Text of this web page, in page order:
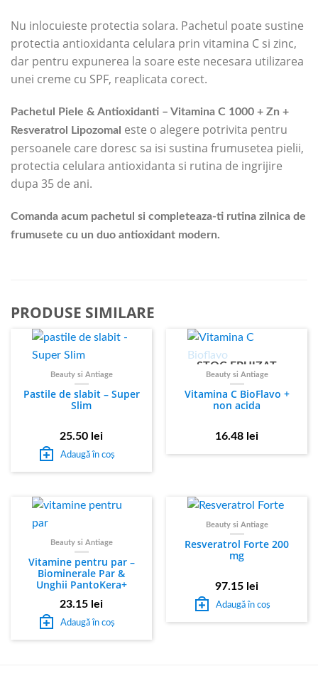
Nu inlocuieste protectia solara. Pachetul poate sustine
protectia antioxidanta celulara prin vitamina C si zinc,
dar pentru expunerea la soare este necesara utilizarea
unei creme cu SPF, reaplicata corect.
Pachetul Piele & Antioxidanti – Vitamina C 1000 + Zn +
Resveratrol Lipozomal este o alegere potrivita pentru
persoanele care doresc sa isi sustina frumusetea pielii,
protectia celulara antioxidanta si rutina de ingrijire
dupa 35 de ani.
Comanda acum pachetul si completeaza-ti rutina zilnica de
frumusete cu un duo antioxidant modern.
PRODUSE SIMILARE
Beauty si Antiage
Pastile de slabit – Super
Slim
25.50 lei
Adaugă în coș
STOC EPUIZAT
Beauty si Antiage
Vitamina C BioFlavo +
non acida
16.48 lei
Beauty si Antiage
Vitamine pentru par –
Biominerale Par &
Unghii PantoKera+
23.15 lei
Adaugă în coș
Beauty si Antiage
Resveratrol Forte 200
mg
97.15 lei
Adaugă în coș